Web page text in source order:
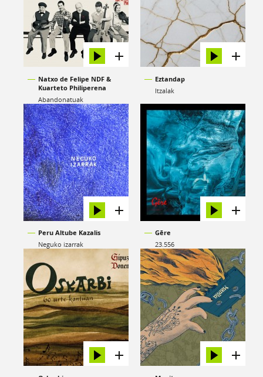
Natxo de Felipe NDF &
Kuarteto Philiperena
Abandonatuak
Eztandap
Itzalak
Peru Altube Kazalis
Neguko izarrak
Gēre
23.556